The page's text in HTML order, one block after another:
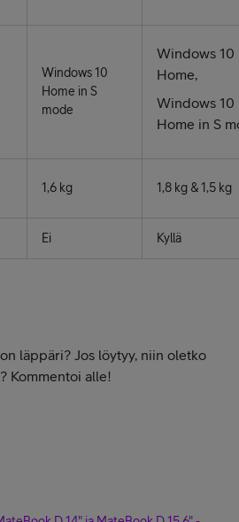
Windows 10
Home in S
mode
Windows 10
Home,
Windows 10
Home in S
1,6 kg 1,8 kg & 1,5 kg
Ei Kyllä
läppäri? Jos löytyy, niin oletko
Kommentoi alle!